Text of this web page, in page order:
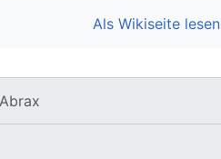
Als Wikiseite lesen
Abrax